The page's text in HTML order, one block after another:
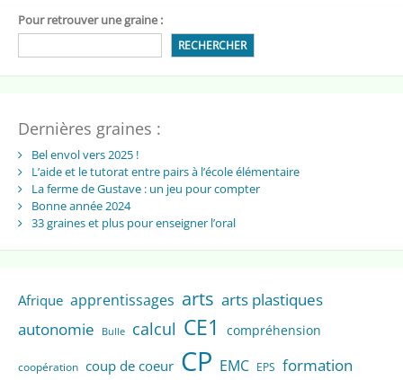
Pour retrouver une graine :
RECHERCHER
Dernières graines :
Bel envol vers 2025 !
L’aide et le tutorat entre pairs à l’école élémentaire
La ferme de Gustave : un jeu pour compter
Bonne année 2024
33 graines et plus pour enseigner l’oral
Afrique apprentissages arts arts plastiques
autonomie
Bulle calcul CE1 compréhension
coopération coup de coeur CP EMC EPS formation